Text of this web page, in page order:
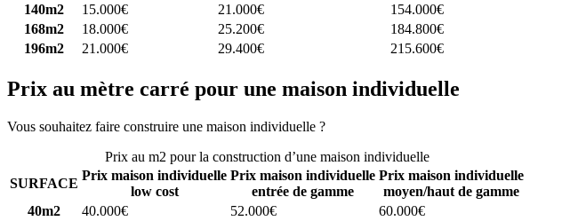
140m2
15.000€ 21.000€
154.000€
168m2
18.000€ 25.200€
184.800€
196m2
21.000€ 29.400€ 215.600€
Prix au mètre carré pour une maison individuelle
Vous souhaitez faire construire une maison individuelle ?
Prix au m2 pour la construction d’une maison individuelle
SURFACE
Prix maison individuelle
low cost
Prix maison individuelle
entrée de gamme
Prix maison individuelle
moyen/haut de gamme
40m2
40.000€ 52.000€
60.000€